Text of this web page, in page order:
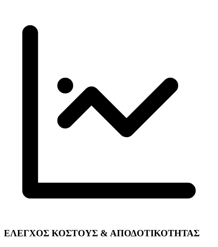
ΕΛΕΓΧΟΣ ΚΟΣΤΟΥΣ & ΑΠΟΔΟΤΙΚΟΤΗΤΑΣ